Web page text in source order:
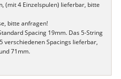
(mit 4 Einzelspulen) lieferbar, bitte
bitte anfragen!
Spacing 19mm. Das 5-String
verschiedenen Spacings lieferbar,
71mm.